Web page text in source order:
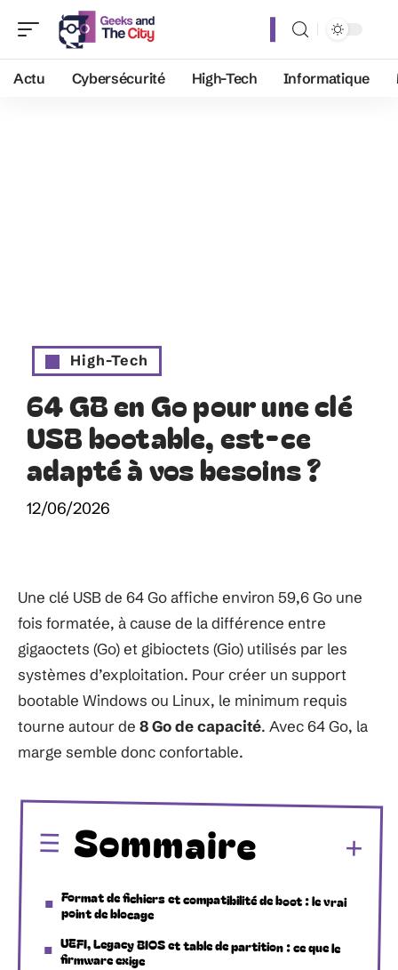
Actu Cybersécurité High-Tech Informatique
High-Tech
64 GB en Go pour une clé
USB bootable, est-ce
adapté à vos besoins ?
12/06/2026
Une clé USB de 64 Go affiche environ 59,6 Go une
fois formatée, à cause de la différence entre
gigaoctets (Go) et gibioctets (Gio) utilisés par les
systèmes d’exploitation. Pour créer un support
bootable Windows ou Linux, le minimum requis
tourne autour de 8 Go de capacité. Avec 64 Go, la
marge semble donc confortable.
Sommaire
Format de fichiers et compatibilité de boot : le vrai
point de blocage
UEFI, Legacy BIOS et table de partition : ce que le
firmware exige